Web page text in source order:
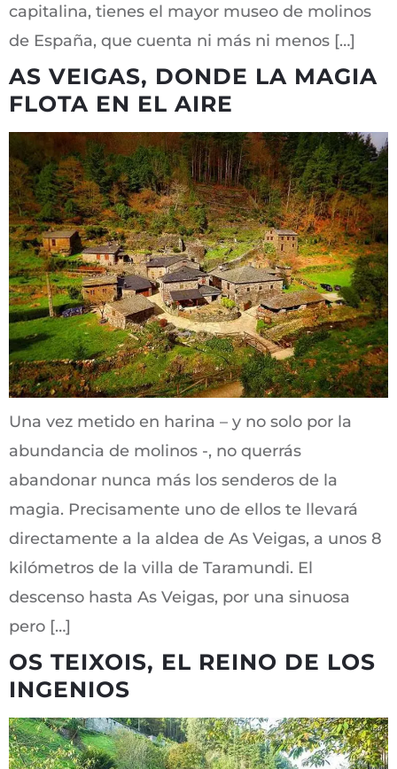
capitalina, tienes el mayor museo de molinos
de España, que cuenta ni más ni menos […]
AS VEIGAS, DONDE LA MAGIA
FLOTA EN EL AIRE
Una vez metido en harina – y no solo por la
abundancia de molinos -, no querrás
abandonar nunca más los senderos de la
magia. Precisamente uno de ellos te llevará
directamente a la aldea de As Veigas, a unos 8
kilómetros de la villa de Taramundi. El
descenso hasta As Veigas, por una sinuosa
pero […]
OS TEIXOIS, EL REINO DE LOS
INGENIOS